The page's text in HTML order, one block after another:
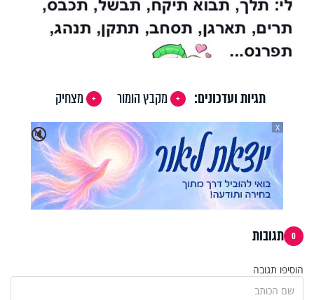
תגיות ועדכונים: מקבץ הומור
מצחיק
🔇
X
0 תגובות
הוסיפו תגובה